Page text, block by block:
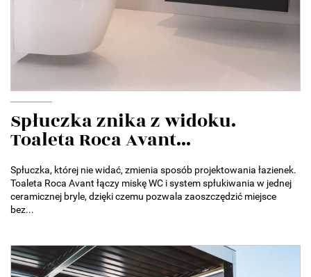
Spłuczka znika z widoku.
Toaleta Roca Avant...
Spłuczka, której nie widać, zmienia sposób projektowania łazienek.
Toaleta Roca Avant łączy miskę WC i system spłukiwania w jednej
ceramicznej bryle, dzięki czemu pozwala zaoszczędzić miejsce
bez...